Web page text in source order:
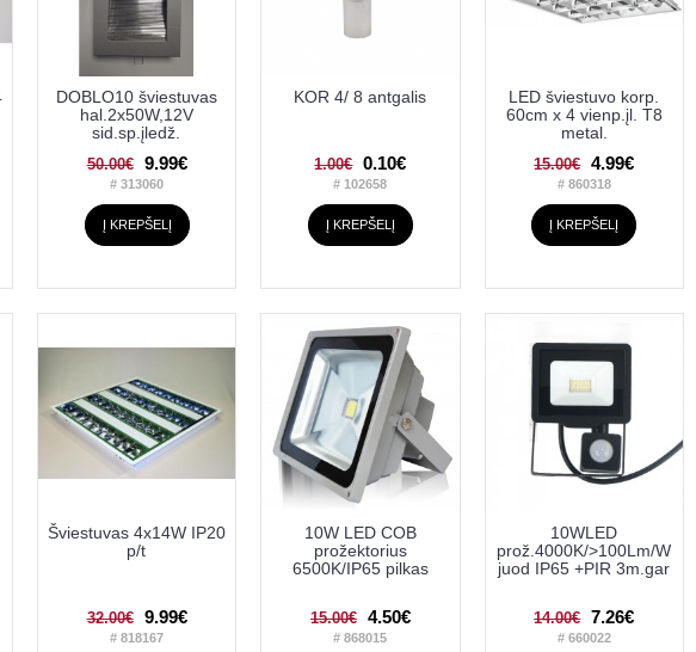
DOBLO10 šviestuvas
hal.2x50W,12V
sid.sp.įledž.
50.00€ 9.99€
# 313060
Į KREPŠELĮ
KOR 4/ 8 antgalis
1.00€ 0.10€
# 102658
Į KREPŠELĮ
LED šviestuvo korp.
60cm x 4 vienp.įl. T8
metal.
15.00€ 4.99€
# 860318
Į KREPŠELĮ
Šviestuvas 4x14W IP20
p/t
32.00€ 9.99€
# 818167
10W LED COB
prožektorius
6500K/IP65 pilkas
15.00€ 4.50€
# 868015
10WLED
prož.4000K/>100Lm/W
juod IP65 +PIR 3m.gar
14.00€ 7.26€
# 660022